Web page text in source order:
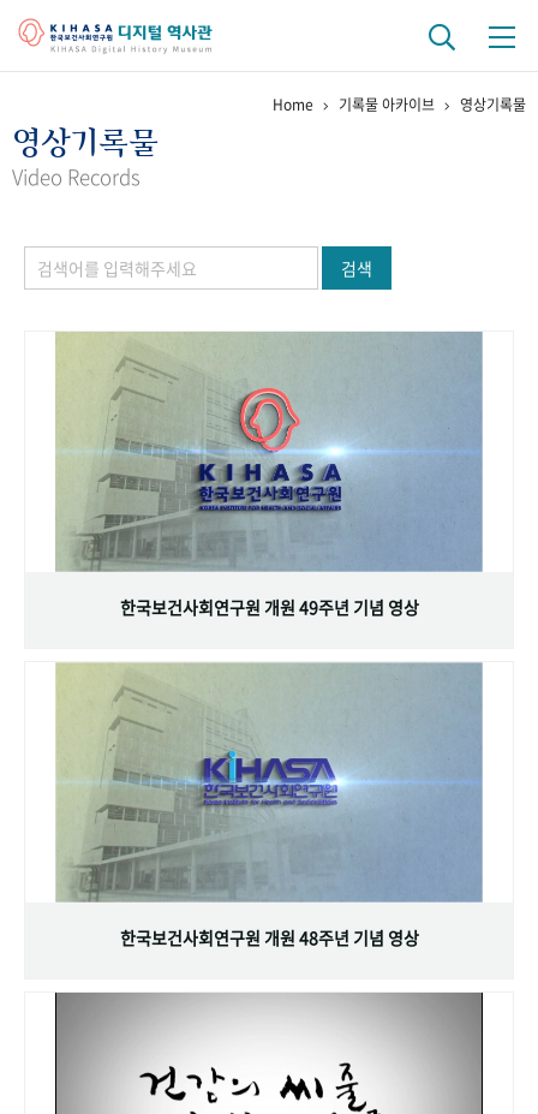
걸어온 길 기관 변천사
정책과 연구 키워드로 보는 연구 역사
연구자들
기록물 아카이브
사진 아카이브 문서 기록물 행정박물 영상 기록물
주년 기념
성과 50선 숫자로 보는 50년
VR 역사관
Home 기록물 아카이브 영상기록물
영상기록물
Video Records
검색
한국보건사회연구원 개원 49주년 기념 영상
한국보건사회연구원 개원 48주년 기념 영상